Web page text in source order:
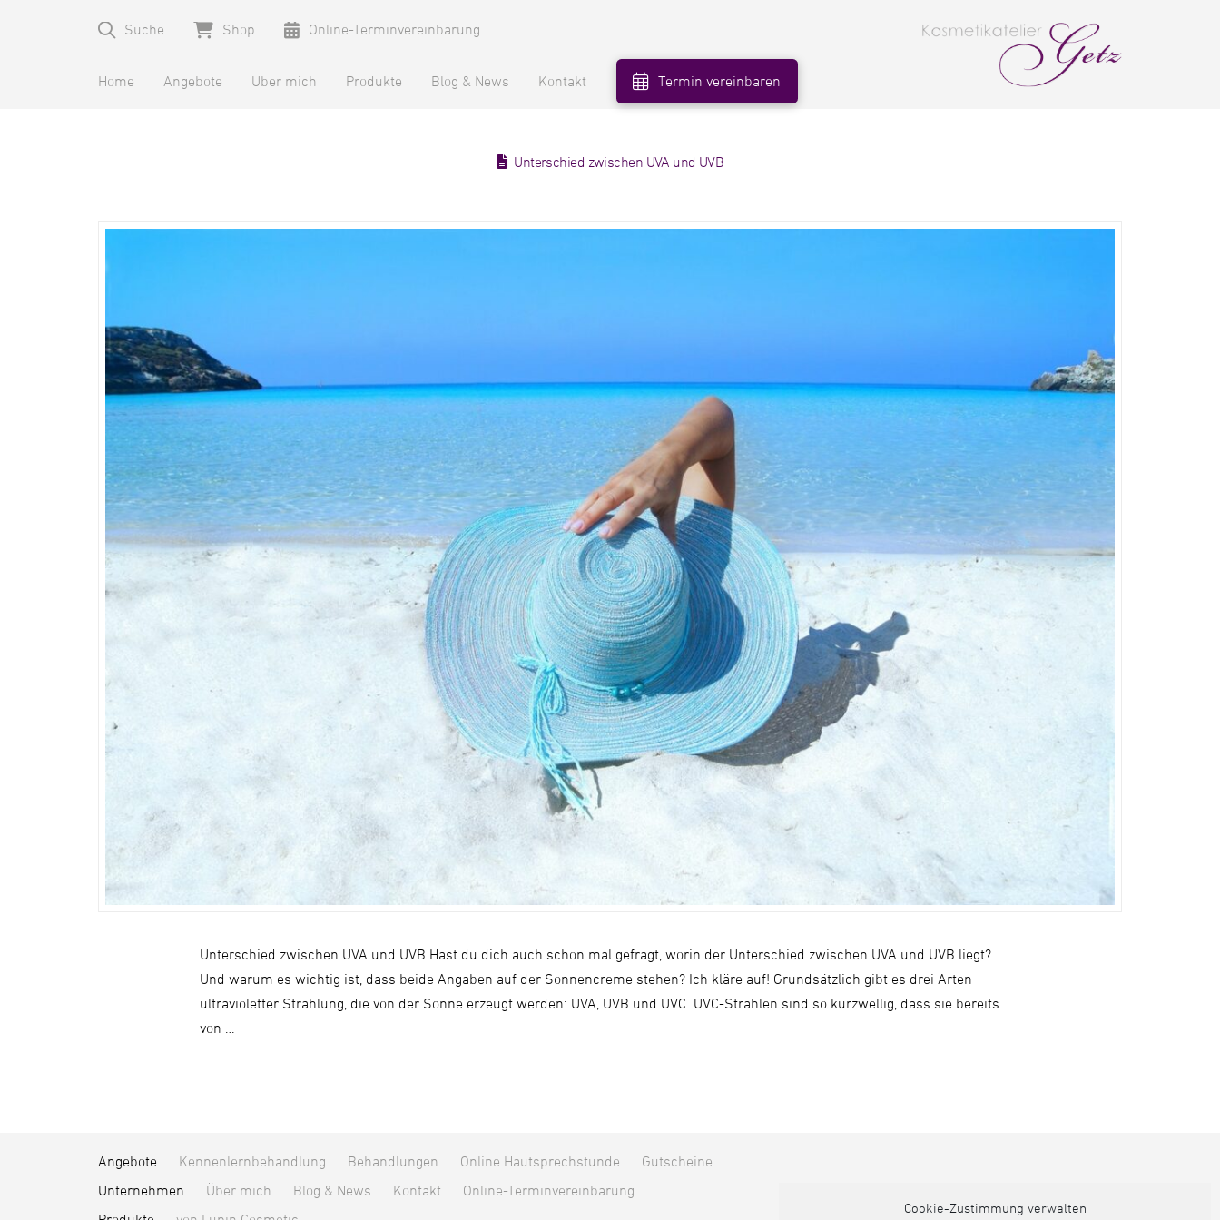
Cookie-Zustimmung verwalten
Suche Shop Online-Terminvereinbarung
Home Angebote Über mich Produkte Blog & News Kontakt Termin vereinbaren
Unterschied zwischen UVA und UVB
Unterschied zwischen UVA und UVB Hast du dich auch schon mal gefragt, worin der Unterschied zwischen UVA und UVB liegt?
Und warum es wichtig ist, dass beide Angaben auf der Sonnencreme stehen? Ich kläre auf! Grundsätzlich gibt es drei Arten
ultravioletter Strahlung, die von der Sonne erzeugt werden: UVA, UVB und UVC. UVC-Strahlen sind so kurzwellig, dass sie bereits
von …
Angebote Kennenlernbehandlung Behandlungen Online Hautsprechstunde
Gutscheine
Unternehmen
Über mich Blog & News Kontakt
Online-Terminvereinbarung